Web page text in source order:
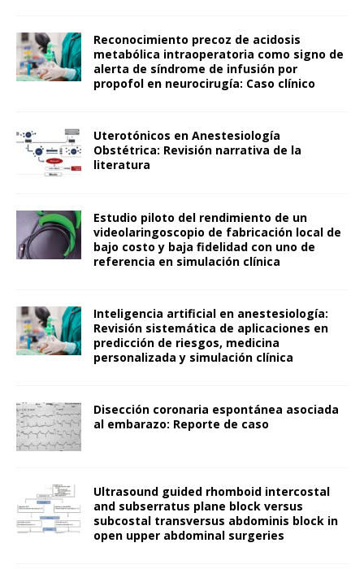
Reconocimiento precoz de acidosis
metabólica intraoperatoria como signo de
alerta de síndrome de infusión por
propofol en neurocirugía: Caso clínico
Uterotónicos en Anestesiología
Obstétrica: Revisión narrativa de la
literatura
Estudio piloto del rendimiento de un
videolaringoscopio de fabricación local de
bajo costo y baja fidelidad con uno de
referencia en simulación clínica
Inteligencia artificial en anestesiología:
Revisión sistemática de aplicaciones en
predicción de riesgos, medicina
personalizada y simulación clínica
Disección coronaria espontánea asociada
al embarazo: Reporte de caso
Ultrasound guided rhomboid intercostal
and subserratus plane block versus
subcostal transversus abdominis block in
open upper abdominal surgeries